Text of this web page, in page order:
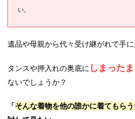
い。
遺品や母親から代々受け継がれて手
タンスや押入れの奥底に しまったま
ないでしょうか？
「そんな着物を他の誰かに着てもら